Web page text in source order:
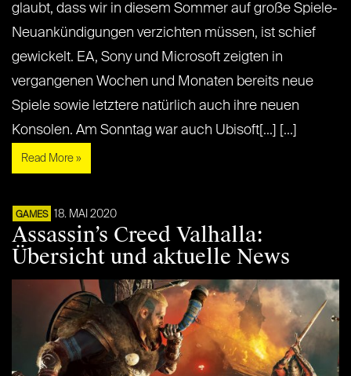
glaubt, dass wir in diesem Sommer auf große Spiele-
Neuankündigungen verzichten müssen, ist schief
gewickelt. EA, Sony und Microsoft zeigten in
vergangenen Wochen und Monaten bereits neue
Spiele sowie letztere natürlich auch ihre neuen
Konsolen. Am Sonntag war auch Ubisoft[...] [...]
Read More »
GAMES 18. MAI 2020
Assassin’s Creed Valhalla:
Übersicht und aktuelle News